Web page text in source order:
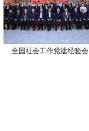
全国社会工作党建经验会